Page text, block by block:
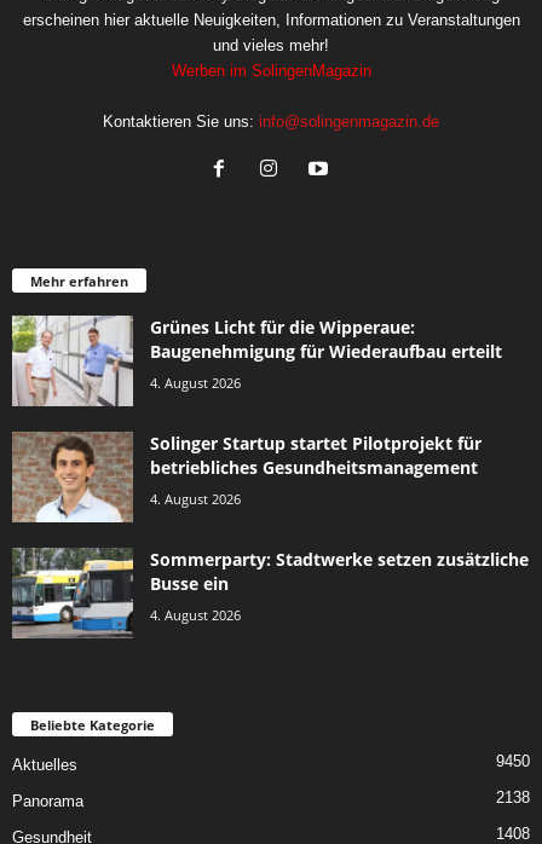
erscheinen hier aktuelle Neuigkeiten, Informationen zu Veranstaltungen
und vieles mehr!
Werben im SolingenMagazin
Kontaktieren Sie uns: info@solingenmagazin.de
Mehr erfahren
Grünes Licht für die Wipperaue:
Baugenehmigung für Wiederaufbau erteilt
4. August 2026
Solinger Startup startet Pilotprojekt für
betriebliches Gesundheitsmanagement
4. August 2026
Sommerparty: Stadtwerke setzen zusätzliche
Busse ein
4. August 2026
Beliebte Kategorie
Aktuelles 9450
Panorama 2138
Gesundheit 1408